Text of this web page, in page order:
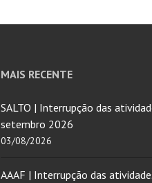
MAIS RECENTE
SALTO | Interrupção das
setembro 2026
03/08/2026
AAAF | Interrupção das